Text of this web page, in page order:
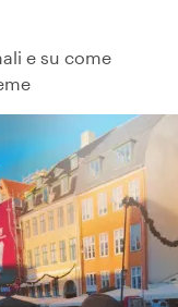
e su come